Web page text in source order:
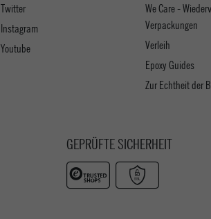
We Care -
Verpackungen
Verleih
Epoxy Guides
Zur Echtheit der
Twitter
Instagram
Youtube
GEPRÜFTE SICHERHEIT